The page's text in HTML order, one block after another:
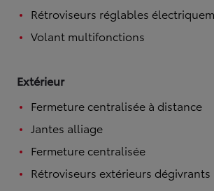
Rétroviseurs réglables
Volant multifonctions
Extérieur
Fermeture centralisée à distance
Jantes alliage
Fermeture centralisée
Rétroviseurs extérieurs dégivrants